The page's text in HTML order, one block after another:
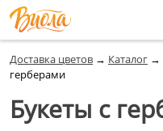
Доставка цветов → Каталог →
герберами
Букеты с